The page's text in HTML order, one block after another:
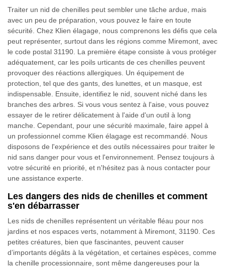
Traiter un nid de chenilles peut sembler une tâche ardue, mais
avec un peu de préparation, vous pouvez le faire en toute
sécurité. Chez Klien élagage, nous comprenons les défis que cela
peut représenter, surtout dans les régions comme Miremont, avec
le code postal 31190. La première étape consiste à vous protéger
adéquatement, car les poils urticants de ces chenilles peuvent
provoquer des réactions allergiques. Un équipement de
protection, tel que des gants, des lunettes, et un masque, est
indispensable. Ensuite, identifiez le nid, souvent niché dans les
branches des arbres. Si vous vous sentez à l'aise, vous pouvez
essayer de le retirer délicatement à l'aide d'un outil à long
manche. Cependant, pour une sécurité maximale, faire appel à
un professionnel comme Klien élagage est recommandé. Nous
disposons de l'expérience et des outils nécessaires pour traiter le
nid sans danger pour vous et l'environnement. Pensez toujours à
votre sécurité en priorité, et n'hésitez pas à nous contacter pour
une assistance experte.
Les dangers des nids de chenilles et comment
s'en débarrasser
Les nids de chenilles représentent un véritable fléau pour nos
jardins et nos espaces verts, notamment à Miremont, 31190. Ces
petites créatures, bien que fascinantes, peuvent causer
d’importants dégâts à la végétation, et certaines espèces, comme
la chenille processionnaire, sont même dangereuses pour la